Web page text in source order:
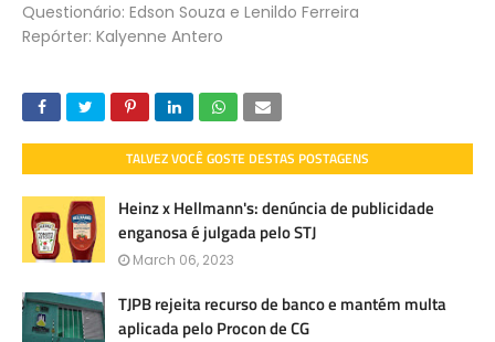
Questionário: Edson Souza e Lenildo Ferreira
Repórter: Kalyenne Antero
TALVEZ VOCÊ GOSTE DESTAS POSTAGENS
Heinz x Hellmann's: denúncia de publicidade
enganosa é julgada pelo STJ
March 06, 2023
TJPB rejeita recurso de banco e mantém multa
aplicada pelo Procon de CG